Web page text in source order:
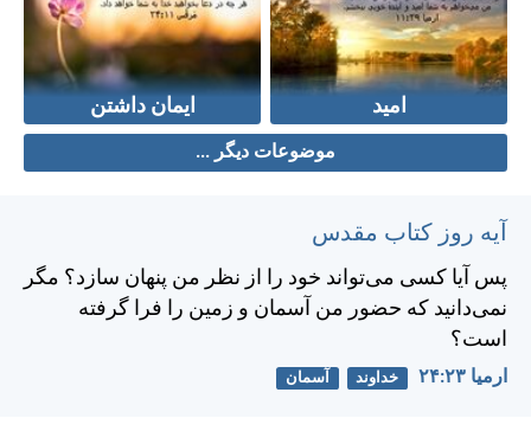
امید ایمان داشتن
موضوعات دیگر ...
آیه روز کتاب مقدس
پس آيا كسی می‌تواند خود را از نظر من پنهان سازد؟ مگر
نمی‌دانيد كه حضور من آسمان و زمين را فرا گرفته
است؟
ارميا ۲۳:‏۲۴ خداوند آسمان